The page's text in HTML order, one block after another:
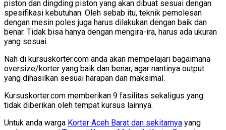
piston dan dingding piston yang akan dibuat sesuai dengan
spesifikasi kebutuhan. Oleh sebab itu, teknik pemolesan
dengan mesin poles juga harus dilakukan dengan baik dan
benar. Tidak bisa hanya dengan mengira-ira, harus ada ukuran
yang sesuai.
Nah di kursuskorter.com anda akan mempelajari bagaimana
oversize/korter yang baik dan benar, agar nantinya output
yang dihasilkan sesuai harapan dan maksimal.
Kursuskorter.com memberikan 9 fasilitas sekaligus yang
tidak diberikan oleh tempat kursus lainnya.
Untuk anda warga Korter Aceh Barat dan sekitarnya yang